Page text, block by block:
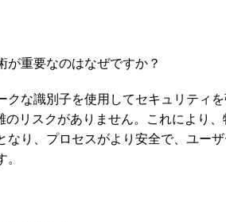
が重要なのはなぜですか？
な識別子を使用してセキュリティ
リスクがありません。これにより、
り、プロセスがより安全で、ユー
。